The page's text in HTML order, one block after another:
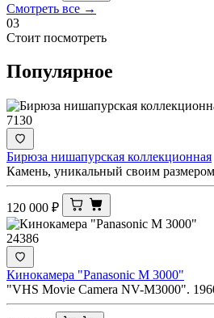
Смотреть все →
03
Стоит посмотреть
Популярное
7130
Бирюза нишапурская коллекционная
Камень, уникальный своим
120 000 ₽
24386
Кинокамера "Panasonic M 3000"
"VHS Movie Camera NV-M3000".